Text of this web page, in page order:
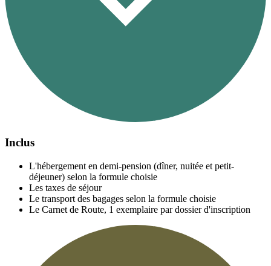
Inclus
L'hébergement en demi-pension (dîner, nuitée et petit-
déjeuner) selon la formule choisie
Les taxes de séjour
Le transport des bagages selon la formule choisie
Le Carnet de Route, 1 exemplaire par dossier d'inscription